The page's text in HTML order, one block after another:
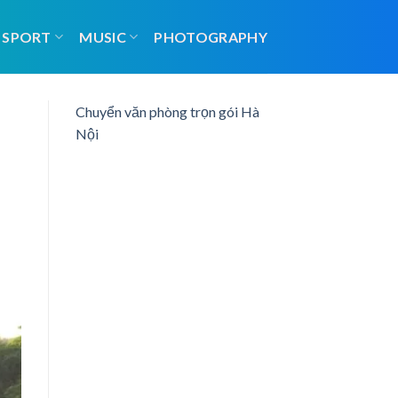
SPORT MUSIC PHOTOGRAPHY
Chuyển văn phòng trọn gói Hà
Nội